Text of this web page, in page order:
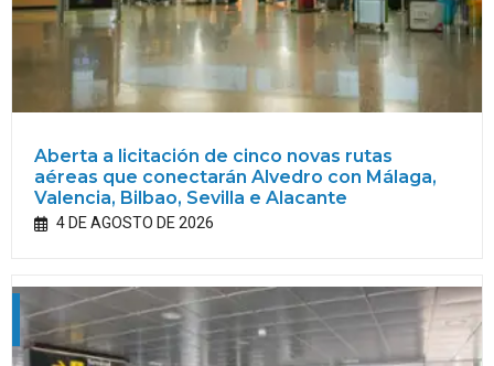
Aberta a licitación de cinco novas rutas
aéreas que conectarán Alvedro con Málaga,
Valencia, Bilbao, Sevilla e Alacante
4 DE AGOSTO DE 2026